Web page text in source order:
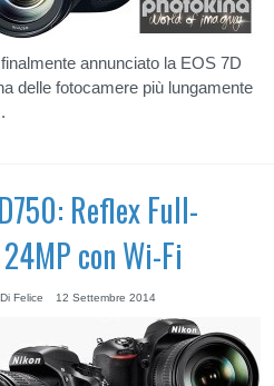
annunciato la EOS 7D
delle fotocamere più lungamente
Reflex Full-
con Wi-Fi
Felice 12 Settembre 2014